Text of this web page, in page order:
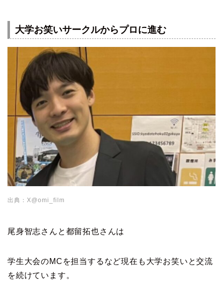
大学お笑いサークルからプロに進む
出典：X@omi_film
尾身智志さんと都留拓也さんは
学生大会のMCを担当するなど現在も大学お笑いと交流
を続けています。